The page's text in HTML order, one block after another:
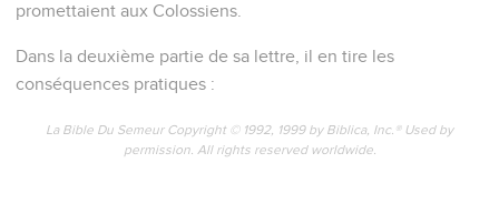
promettaient aux Colossiens.
Dans la deuxième partie de sa lettre, il en tire les
conséquences pratiques :
La Bible Du Semeur Copyright © 1992, 1999 by Biblica, Inc.® Used by
permission. All rights reserved worldwide.